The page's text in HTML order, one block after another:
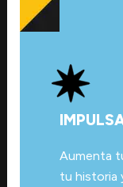
Aumenta
tu historia